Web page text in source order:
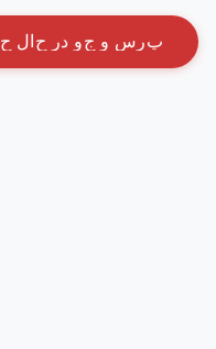
پر س و جو در ح ل ح